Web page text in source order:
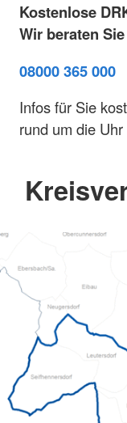
Kostenlose
Wir beraten
08000 365 000
Infos für Sie
rund um die Uhr